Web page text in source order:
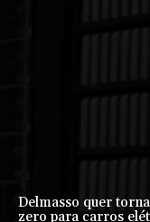
Delmasso quer
zero para carros